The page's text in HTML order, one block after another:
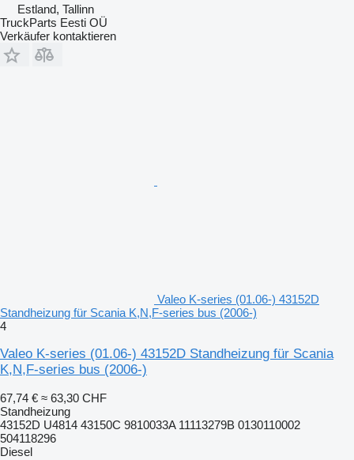
Estland, Tallinn
TruckParts Eesti OÜ
Verkäufer kontaktieren
Valeo K-series (01.06-) 43152D
Standheizung für Scania K,N,F-series bus (2006-)
4
Valeo K-series (01.06-) 43152D Standheizung für Scania
K,N,F-series bus (2006-)
67,74 € ≈ 63,30 CHF
Standheizung
43152D U4814 43150C 9810033A 11113279B 0130110002
504118296
Diesel